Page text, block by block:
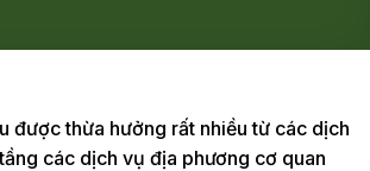
được thừa hưởng rất nhiều từ các dịch
các dịch vụ địa phương cơ quan